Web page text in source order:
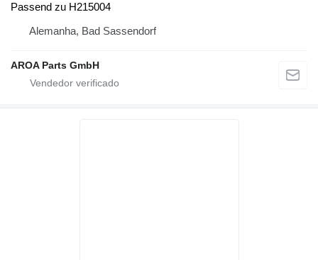
Passend zu H215004
Alemanha, Bad Sassendorf
AROA Parts GmbH